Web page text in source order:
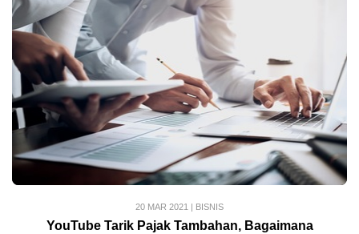
20 MAR 2021 BISNIS
YouTube Tarik Pajak Tambahan, Bagaimana